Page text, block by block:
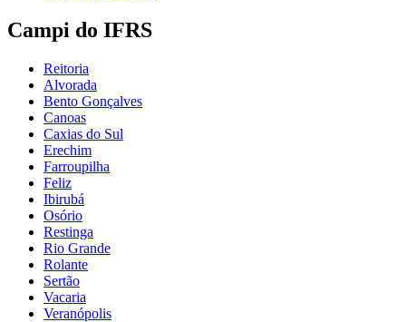
Campi do IFRS
Reitoria
Alvorada
Bento Gonçalves
Canoas
Caxias do Sul
Erechim
Farroupilha
Feliz
Ibirubá
Osório
Restinga
Rio Grande
Rolante
Sertão
Vacaria
Veranópolis